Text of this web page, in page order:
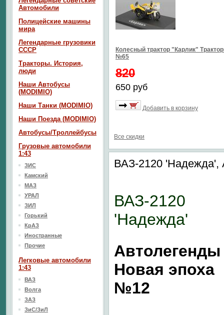
Колесный трактор "Карлик"
№65
820
650 руб
Добавить в корзину
Все скидки
ВАЗ-2120 'Надежда',
ВАЗ-2120
'Надежда'
Автолегенды
Новая эпоха
№12
Автомобили
Полицейские машины
мира
Легендарные грузовики
СССР
Тракторы. История,
люди
Наши Автобусы
(MODIMIO)
Наши Танки (MODIMIO)
Наши Поезда (MODIMIO)
Автобусы/Троллейбусы
Грузовые автомобили
1:43
ЗИС
Камский
МАЗ
УРАЛ
ЗИЛ
Горький
КрАЗ
Иностранные
Прочие
Легковые автомобили
1:43
ВАЗ
Волга
ЗАЗ
ЗиС/ЗиЛ